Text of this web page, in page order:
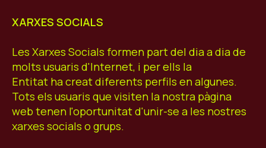
XARXES SOCIALS
Les Xarxes Socials formen part del dia a dia de
molts usuaris d'Internet, i per ells la
Entitat ha creat diferents perfils en algunes.
Tots els usuaris que visiten la nostra pàgina
web tenen l'oportunitat d'unir-se a les nostres
xarxes socials o grups.